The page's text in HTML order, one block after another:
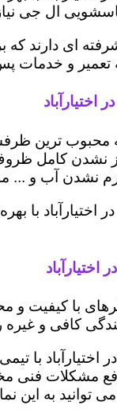
ال جی
ای دارند که
و خدمات
ترین
نشدن کامل
نشدن آب و ...
اختیارآباد با
با کیفیت و
کافی و غیره
اختیارآباد با
مشکلات فنی
به این